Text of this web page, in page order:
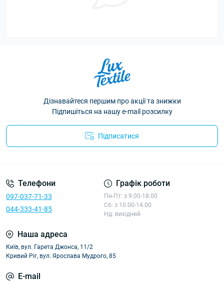
Дізнавайтеся першим про акції та знижки
Підпишіться на нашу e-mail розсилку
Підписатися
Телефони
097-037-71-33
044-333-41-85
Графік роботи
Пн-Пт: з 9.00-18.00
Сб: з 10.00-14.00
Нд: вихідний
Наша адреса
Київ, вул. Гарета Джонса, 11/2
Кривий Ріг, вул. Ярослава Мудрого, 85
E-mail